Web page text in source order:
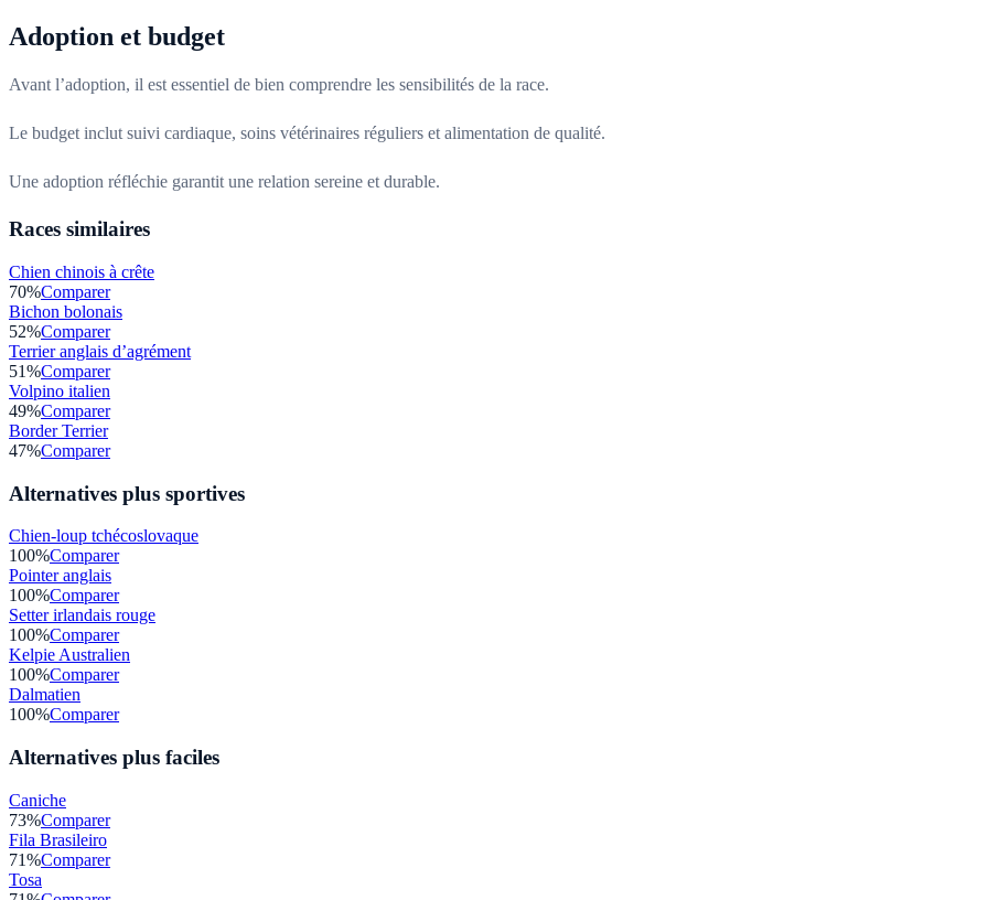
Adoption et budget
Avant l’adoption, il est essentiel de bien comprendre les sensibilités de la race.
Le budget inclut suivi cardiaque, soins vétérinaires réguliers et alimentation de qualité.
Une adoption réfléchie garantit une relation sereine et durable.
Races similaires
Chien chinois à crête
70%Comparer
Bichon bolonais
52%Comparer
Terrier anglais d’agrément
51%Comparer
Volpino italien
49%Comparer
Border Terrier
47%Comparer
Alternatives plus sportives
Chien-loup tchécoslovaque
100%Comparer
Pointer anglais
100%Comparer
Setter irlandais rouge
100%Comparer
Kelpie Australien
100%Comparer
Dalmatien
100%Comparer
Alternatives plus faciles
Caniche
73%Comparer
Fila Brasileiro
71%Comparer
Tosa